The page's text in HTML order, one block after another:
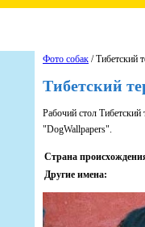
Фото собак / Тибетский
Тибетский
Рабочий стол
"DogWallpapers".
Страна
Другие имена: